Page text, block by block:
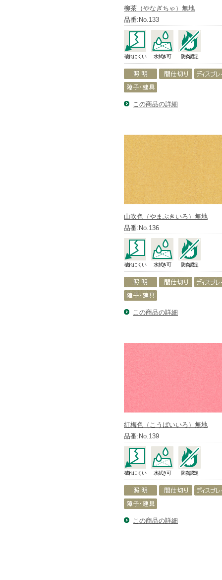
柳茶（やなぎちゃ）無地
品番:No.133
破れにくい 水拭き可 防炎認定
この商品の詳細
山吹色（やまぶきいろ）無地
品番:No.136
破れにくい 水拭き可 防炎認定
この商品の詳細
紅梅色（こうばいいろ）無地
品番:No.139
破れにくい 水拭き可 防炎認定
この商品の詳細